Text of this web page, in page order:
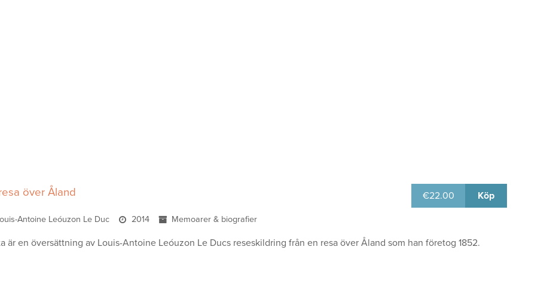
över Åland
Antoine Leóuzon Le Duc 2014 Memoarer & biografier
€22.00 Köp
är en översättning av Louis-Antoine Leóuzon Le Ducs reseskildring från en resa över Åland som han företog 1852.